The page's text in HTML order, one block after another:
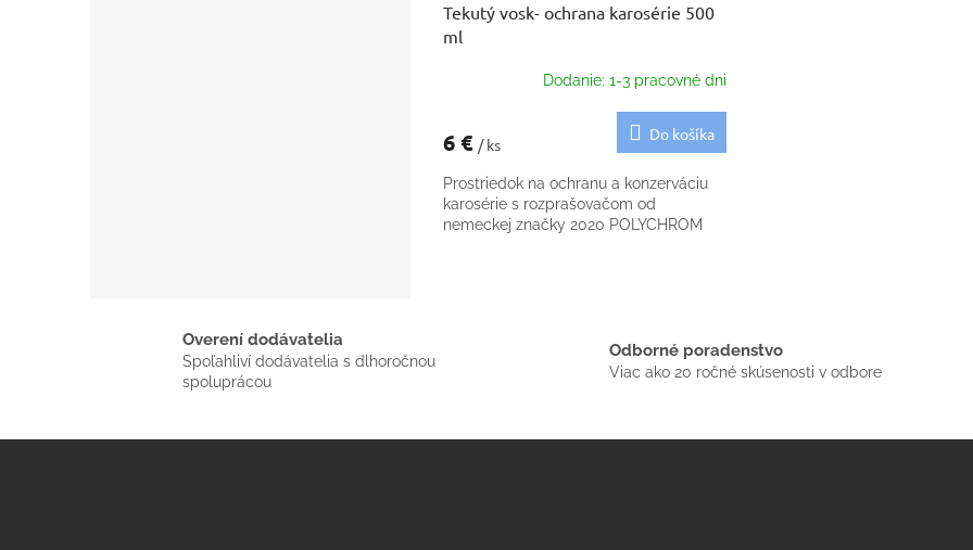
Tekutý vosk- ochrana karosérie 500
ml
Dodanie: 1-3 pracovné dni
6 € / ks
Do košíka
Prostriedok na ochranu a konzerváciu
karosérie s rozprašovačom od
nemeckej značky 2020 POLYCHROM
e
Overení dodávatelia
Spoľahliví dodávatelia s dlhoročnou
spoluprácou
Odborné poradenstvo
Viac ako 20 ročné skúsenosti v odbore